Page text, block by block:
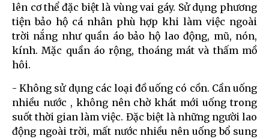
lên cơ thể đặc biệt là vùng vai gáy. Sử dụng phương
tiện bảo hộ cá nhân phù hợp khi làm việc ngoài
trời nắng như quần áo bảo hộ lao động, mũ, nón,
kính. Mặc quần áo rộng, thoáng mát và thấm mồ
hôi.
- Không sử dụng các loại đồ uống có cồn. Cần uống
nhiều nước , không nên chờ khát mới uống trong
suốt thời gian làm việc. Đặc biệt là những người lao
động ngoài trời, mất nước nhiều nên uống bổ sung